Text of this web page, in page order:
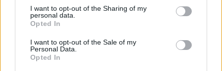
I want to opt-out of the Sharing of my
personal data.
Opted In
I want to opt-out of the Sale of my
Personal Data.
Opted In
Portfolio.hu teljes cikkarchívum
Kötéslisták: BÉT elmúlt 2 év napon belüli
kötéslistái